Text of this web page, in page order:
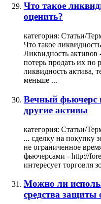
Что такое
оценить?
категория: Статьи/
Что такое
Ликвидность активов
потерь продать их
ликвидность актива,
меньше ...
Вечный фьючерс
другие активы
категория: Статьи/
... сделку на покупку
не ограниченное
фьючерсами - http://
интересует торговля
Можно ли
средства защиты